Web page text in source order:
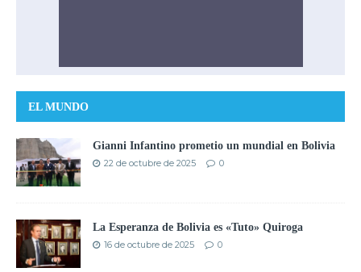
EL MUNDO
Gianni Infantino prometio un mundial en Bolivia
22 de octubre de 2025 0
La Esperanza de Bolivia es «Tuto» Quiroga
16 de octubre de 2025 0